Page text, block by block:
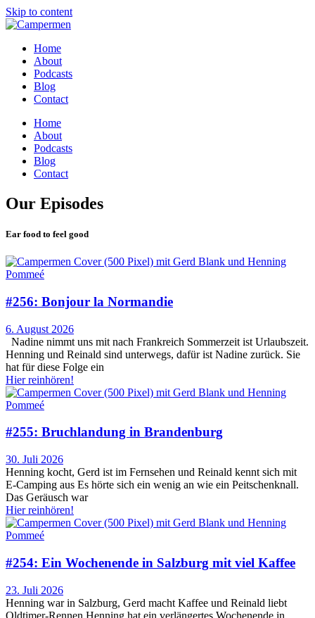
Skip to content
Home
About
Podcasts
Blog
Contact
Home
About
Podcasts
Blog
Contact
Our Episodes
Ear food to feel good
#256: Bonjour la Normandie
6. August 2026
Nadine nimmt uns mit nach Frankreich Sommerzeit ist Urlaubszeit.
Henning und Reinald sind unterwegs, dafür ist Nadine zurück. Sie
hat für diese Folge ein
Hier reinhören!
#255: Bruchlandung in Brandenburg
30. Juli 2026
Henning kocht, Gerd ist im Fernsehen und Reinald kennt sich mit
E-Camping aus Es hörte sich ein wenig an wie ein Peitschenknall.
Das Geräusch war
Hier reinhören!
#254: Ein Wochenende in Salzburg mit viel Kaffee
23. Juli 2026
Henning war in Salzburg, Gerd macht Kaffee und Reinald liebt
Oldtimer-Rennen Henning hat ein verlängertes Wochenende in